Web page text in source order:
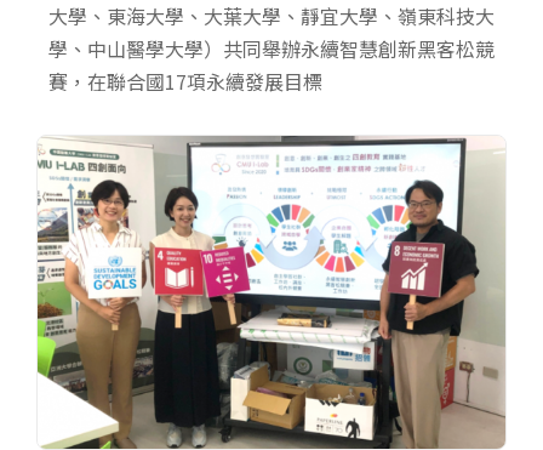
大學、東海大學、大葉大學、靜宜大學、嶺東科技大
學、中山醫學大學）共同舉辦永續智慧創新黑客松競
賽，在聯合國17項永續發展目標